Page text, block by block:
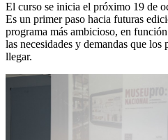
El curso se inicia el próximo 19 de
Es un primer paso hacia futuras
programa más ambicioso, en
las necesidades y demandas que
llegar.